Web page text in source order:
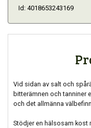
Id: 4018653243169
Vid sidan av salt och
bitterämnen och tanniner
och det allmänna
Stödjer en hälsosam kost